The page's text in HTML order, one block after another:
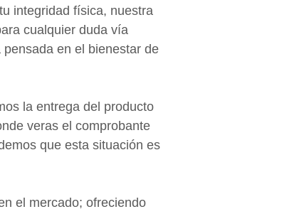
integridad física, nuestra
cualquier duda vía
en el bienestar de
la entrega del producto
veras el comprobante
que esta situación es
el mercado; ofreciendo